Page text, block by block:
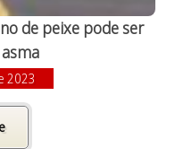
de peixe pode ser
2023